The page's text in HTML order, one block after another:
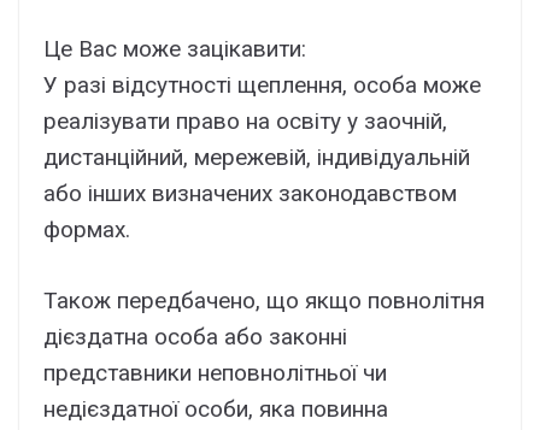
Це Вас може зацікавити:
У разі відсутності щеплення, особа може
реалізувати право на освіту у заочній,
дистанційний, мережевій, індивідуальній
або інших визначених законодавством
формах.
Також передбачено, що якщо повнолітня
дієздатна особа або законні
представники неповнолітньої чи
недієздатної особи, яка повинна